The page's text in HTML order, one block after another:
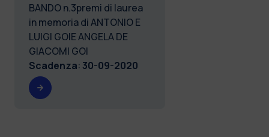
BANDO n.3premi di laurea
in memoria di ANTONIO E
LUIGI GOIE ANGELA DE
GIACOMI GOI
Scadenza: 30-09-2020